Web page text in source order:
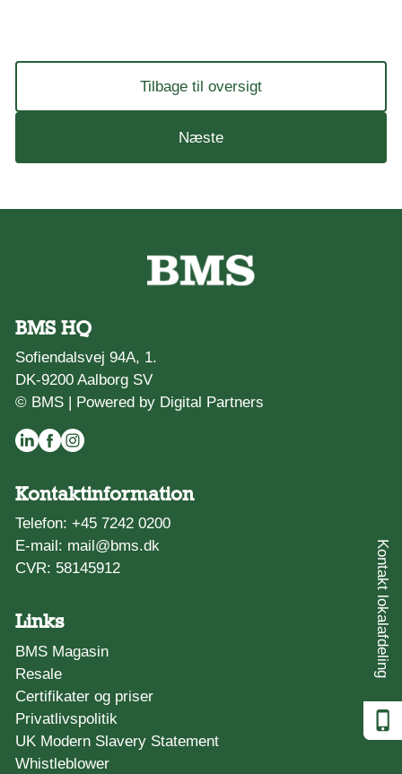
Kontakt lokalafdeling
Tilbage til oversigt
Næste
BMS HQ
Sofiendalsvej 94A, 1.
DK-9200 Aalborg SV
© BMS | Powered by Digital Partners
Kontaktinformation
Telefon:+45 7242 0200
E-mail: mail@bms.dk
CVR: 58145912
Links
BMS Magasin
Resale
Certifikater og priser
Privatlivspolitik
UK Modern Slavery Statement
Whistleblower